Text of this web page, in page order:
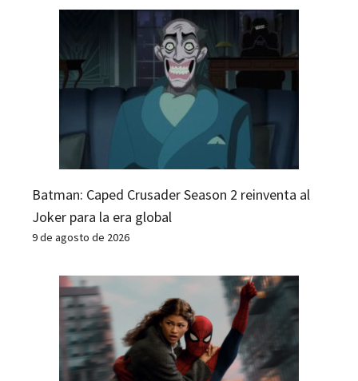
Batman: Caped Crusader Season 2 reinventa al
Joker para la era global
9 de agosto de 2026